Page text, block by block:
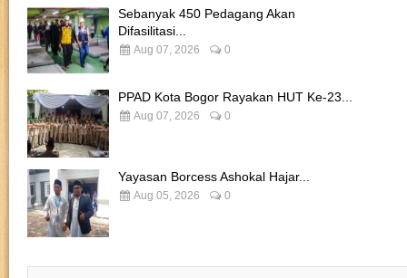
Sebanyak 450 Pedagang Akan
Difasilitasi...
Aug 07, 2026 0
PPAD Kota Bogor Rayakan HUT Ke-23...
Aug 07, 2026 0
Yayasan Borcess Ashokal Hajar...
Aug 05, 2026 0